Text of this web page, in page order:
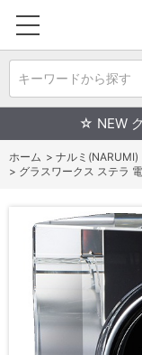
キーワードから探す
☆ NEW
ホーム > ナルミ(NARUMI)
> グラスワークス ステラ